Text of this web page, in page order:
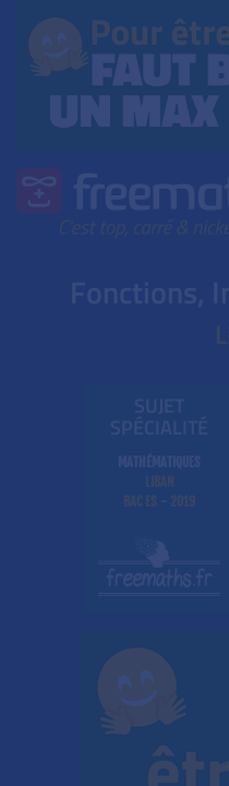
SUJET
SPÉCIALITÉ
MATHÉMATIQUES
LIBAN
BAC ES - 2019